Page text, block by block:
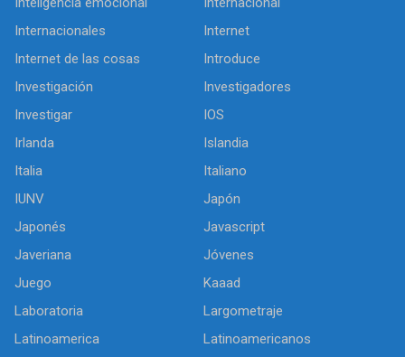
Internacionales
Internet
Internet de las cosas
Introduce
Investigación
Investigadores
Investigar
IOS
Irlanda
Islandia
Italia
Italiano
IUNV
Japón
Japonés
Javascript
Javeriana
Jóvenes
Juego
Kaaad
Laboratoria
Largometraje
Latinoamerica
Latinoamericanos